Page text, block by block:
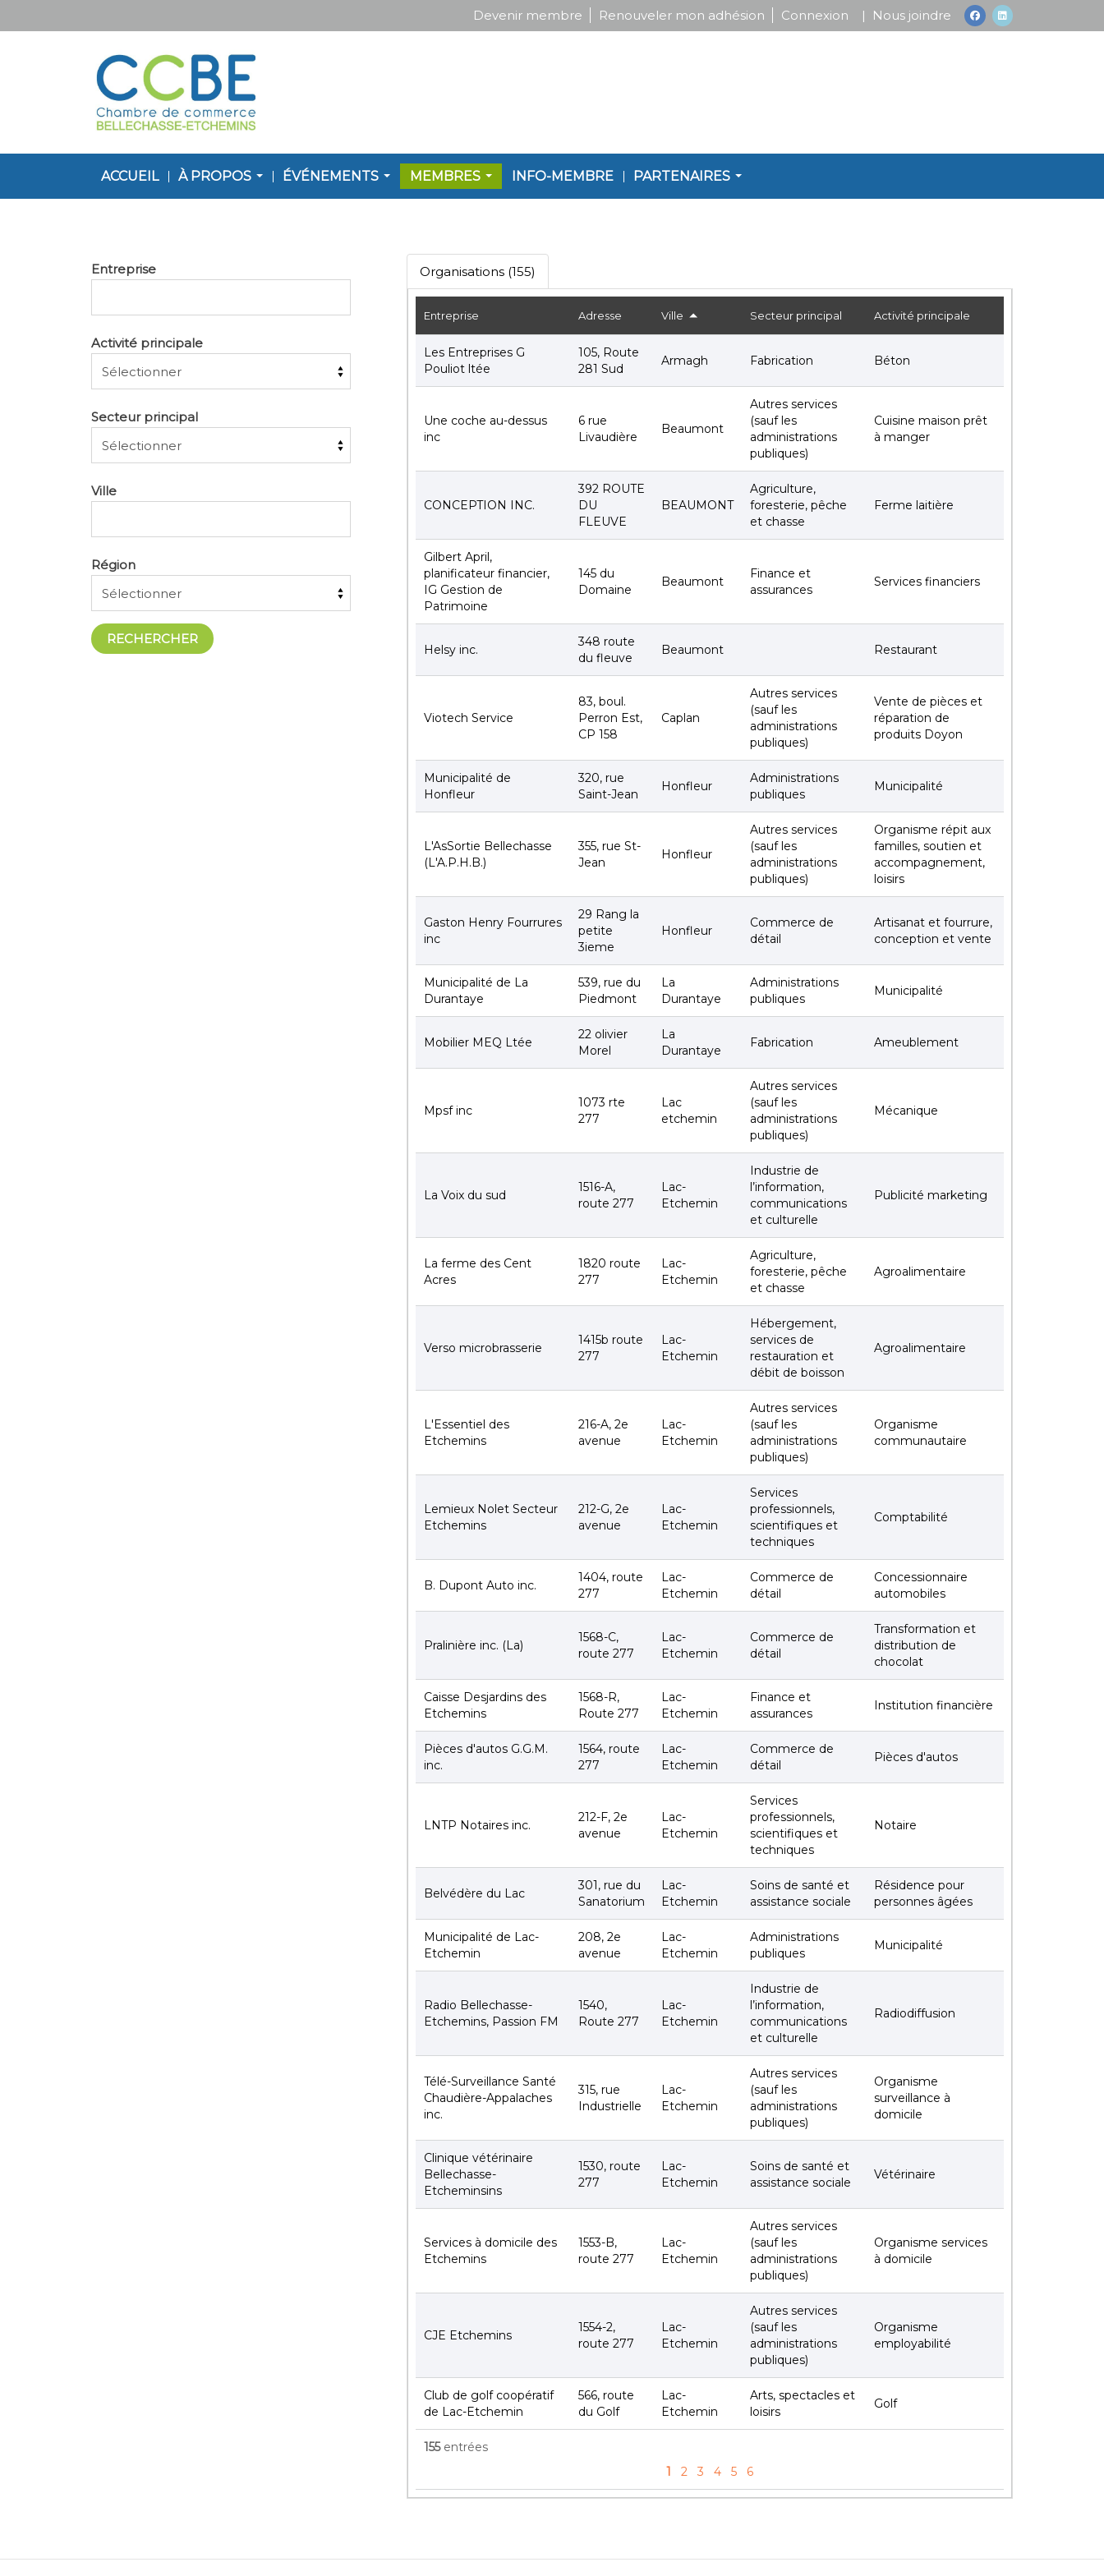
Devenir membre Renouveler mon adhésion Connexion | Nous joindre facebooklinkedin
ACCUEIL À PROPOS ÉVÉNEMENTS MEMBRES INFO-MEMBRE PARTENAIRES
Entreprise
Activité principale
Secteur principal
Ville
Région
Organisations (155)
Entreprise Adresse Ville Secteur principal Activité principale
Les Entreprises G
Pouliot ltée
105, Route
281 Sud
Armagh Fabrication Béton
Une coche au-dessus
inc
6 rue
Livaudière
Beaumont
Autres services
(sauf les
administrations
publiques)
Cuisine maison prêt
à manger
CONCEPTION INC.
392 ROUTE
DU
FLEUVE
BEAUMONT
Agriculture,
foresterie, pêche
et chasse
Ferme laitière
Gilbert April,
planificateur financier,
IG Gestion de
Patrimoine
145 du
Domaine
Beaumont
Finance et
assurances
Services financiers
Helsy inc.
348 route
du fleuve
Beaumont Restaurant
Viotech Service
83, boul.
Perron Est,
CP 158
Caplan
Autres services
(sauf les
administrations
publiques)
Vente de pièces et
réparation de
produits Doyon
Municipalité de
Honfleur
320, rue
Saint-Jean
Honfleur
Administrations
publiques
Municipalité
L'AsSortie Bellechasse
(L'A.P.H.B.)
355, rue St-
Jean
Honfleur
Autres services
(sauf les
administrations
publiques)
Organisme répit aux
familles, soutien et
accompagnement,
loisirs
Gaston Henry Fourrures
inc
29 Rang la
petite
3ieme
Honfleur
Commerce de
détail
Artisanat et fourrure,
conception et vente
Municipalité de La
Durantaye
539, rue du
Piedmont
La
Durantaye
Administrations
publiques
Municipalité
Mobilier MEQ Ltée
22 olivier
Morel
La
Durantaye
Fabrication Ameublement
Mpsf inc
1073 rte
277
Lac
etchemin
Autres services
(sauf les
administrations
publiques)
Mécanique
La Voix du sud
1516-A,
route 277
Lac-
Etchemin
Industrie de
l’information,
communications
et culturelle
Publicité marketing
La ferme des Cent
Acres
1820 route
277
Lac-
Etchemin
Agriculture,
foresterie, pêche
et chasse
Agroalimentaire
Verso microbrasserie
1415b route
277
Lac-
Etchemin
Hébergement,
services de
restauration et
débit de boisson
Agroalimentaire
L'Essentiel des
Etchemins
216-A, 2e
avenue
Lac-
Etchemin
Autres services
(sauf les
administrations
publiques)
Organisme
communautaire
Lemieux Nolet Secteur
Etchemins
212-G, 2e
avenue
Lac-
Etchemin
Services
professionnels,
scientifiques et
techniques
Comptabilité
B. Dupont Auto inc.
1404, route
277
Lac-
Etchemin
Commerce de
détail
Concessionnaire
automobiles
Pralinière inc. (La)
1568-C,
route 277
Lac-
Etchemin
Commerce de
détail
Transformation et
distribution de
chocolat
Caisse Desjardins des
Etchemins
1568-R,
Route 277
Lac-
Etchemin
Finance et
assurances
Institution financière
Pièces d'autos G.G.M.
inc.
1564, route
277
Lac-
Etchemin
Commerce de
détail
Pièces d'autos
LNTP Notaires inc.
212-F, 2e
avenue
Lac-
Etchemin
Services
professionnels,
scientifiques et
techniques
Notaire
Belvédère du Lac
301, rue du
Sanatorium
Lac-
Etchemin
Soins de santé et
assistance sociale
Résidence pour
personnes âgées
Municipalité de Lac-
Etchemin
208, 2e
avenue
Lac-
Etchemin
Administrations
publiques
Municipalité
Radio Bellechasse-
Etchemins, Passion FM
1540,
Route 277
Lac-
Etchemin
Industrie de
l’information,
communications
et culturelle
Radiodiffusion
Télé-Surveillance Santé
Chaudière-Appalaches
inc.
315, rue
Industrielle
Lac-
Etchemin
Autres services
(sauf les
administrations
publiques)
Organisme
surveillance à
domicile
Clinique vétérinaire
Bellechasse-
Etcheminsins
1530, route
277
Lac-
Etchemin
Soins de santé et
assistance sociale
Vétérinaire
Services à domicile des
Etchemins
1553-B,
route 277
Lac-
Etchemin
Autres services
(sauf les
administrations
publiques)
Organisme services
à domicile
CJE Etchemins
1554-2,
route 277
Lac-
Etchemin
Autres services
(sauf les
administrations
publiques)
Organisme
employabilité
Club de golf coopératif
de Lac-Etchemin
566, route
du Golf
Lac-
Etchemin
Arts, spectacles et
loisirs
Golf
155entrées
1
2 3 4 5 6